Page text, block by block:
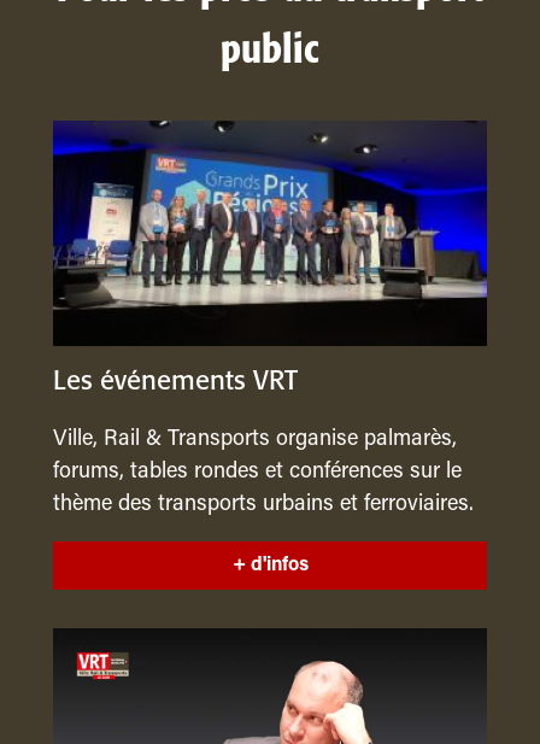
public
Les événements VRT
Ville, Rail & Transports organise palmarès,
forums, tables rondes et conférences sur le
thème des transports urbains et ferroviaires.
+ d'infos